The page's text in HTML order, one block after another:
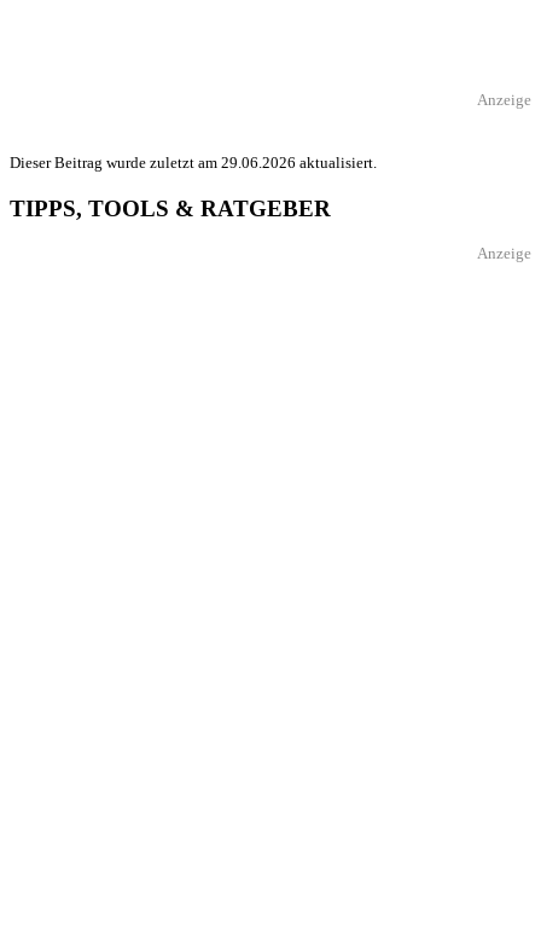
Anzeige
Dieser Beitrag wurde zuletzt am 29.06.2026 aktualisiert.
TIPPS, TOOLS & RATGEBER
Anzeige